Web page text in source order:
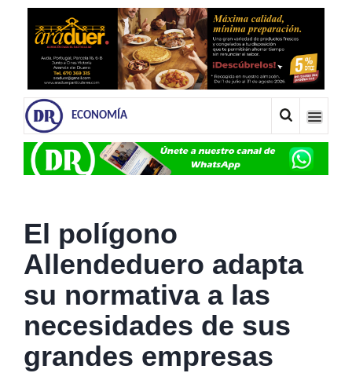
ECONOMÍA
El polígono
Allendeduero adapta
su normativa a las
necesidades de sus
grandes empresas